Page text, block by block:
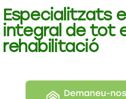
Especialitzats
integral de tot
rehabilitació